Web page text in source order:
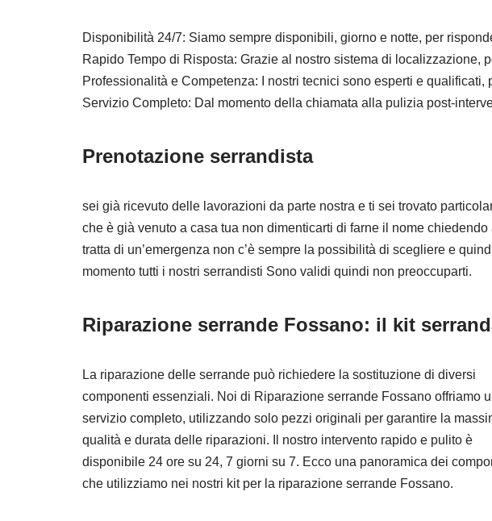
Disponibilità 24/7: Siamo sempre disponibili, giorno e notte, per
Rapido Tempo di Risposta: Grazie al nostro sistema di
Professionalità e Competenza: I nostri tecnici sono esperti e
Servizio Completo: Dal momento della chiamata alla pulizia post-
Prenotazione serrandista
sei già ricevuto delle lavorazioni da parte nostra e ti sei trovato
che è già venuto a casa tua non dimenticarti di farne il nome
tratta di un’emergenza non c’è sempre la possibilità di scegliere e
momento tutti i nostri serrandisti Sono validi quindi non preoccuparti.
Riparazione serrande Fossano: il kit
La riparazione delle serrande può richiedere la sostituzione di diversi
componenti essenziali. Noi di Riparazione serrande Fossano offriamo
servizio completo, utilizzando solo pezzi originali per garantire la
qualità e durata delle riparazioni. Il nostro intervento rapido e pulito è
disponibile 24 ore su 24, 7 giorni su 7. Ecco una panoramica dei
che utilizziamo nei nostri kit per la riparazione serrande Fossano.